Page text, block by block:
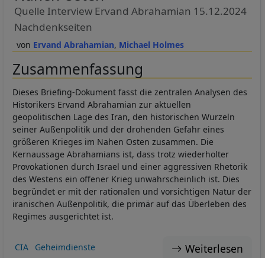
Ervand Abrahamian Michael Holmes
Quelle Interview Ervand Abrahamian 15.12.2024
Nachdenkseiten
Zusammenfassung
Dieses Briefing-Dokument fasst die zentralen Analysen des
Historikers Ervand Abrahamian zur aktuellen
geopolitischen Lage des Iran, den historischen Wurzeln
seiner Außenpolitik und der drohenden Gefahr eines
größeren Krieges im Nahen Osten zusammen. Die
Kernaussage Abrahamians ist, dass trotz wiederholter
Provokationen durch Israel und einer aggressiven Rhetorik
des Westens ein offener Krieg unwahrscheinlich ist. Dies
begründet er mit der rationalen und vorsichtigen Natur der
iranischen Außenpolitik, die primär auf das Überleben des
Regimes ausgerichtet ist.
Weiterlesen
CIA
Geheimdienste